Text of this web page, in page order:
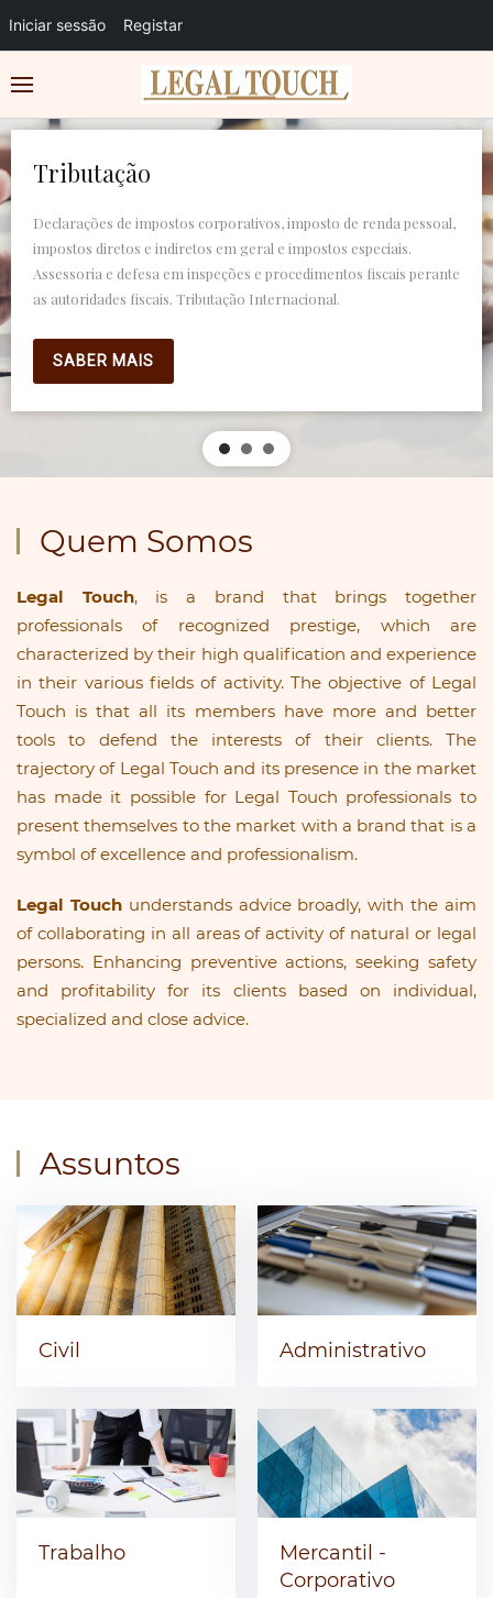
Iniciar sessão Registar
Tributação
Declarações de impostos corporativos, imposto de renda pessoal,
impostos diretos e indiretos em geral e impostos especiais.
Assessoria e defesa em inspeções e procedimentos fiscais perante
as autoridades fiscais. Tributação Internacional.
SABER MAIS
Quem Somos
Legal Touch, is a brand that brings together
professionals of recognized prestige, which are
characterized by their high qualification and experience
in their various fields of activity. The objective of Legal
Touch is that all its members have more and better
tools to defend the interests of their clients. The
trajectory of Legal Touch and its presence in the market
has made it possible for Legal Touch professionals to
present themselves to the market with a brand that is a
symbol of excellence and professionalism.
Legal Touchunderstands advice broadly, with the aim
of collaborating in all areas of activity of natural or legal
persons. Enhancing preventive actions, seeking safety
and profitability for its clients based on individual,
specialized and close advice.
Assuntos
Civil Administrativo
Trabalho
Mercantil -
Corporativo